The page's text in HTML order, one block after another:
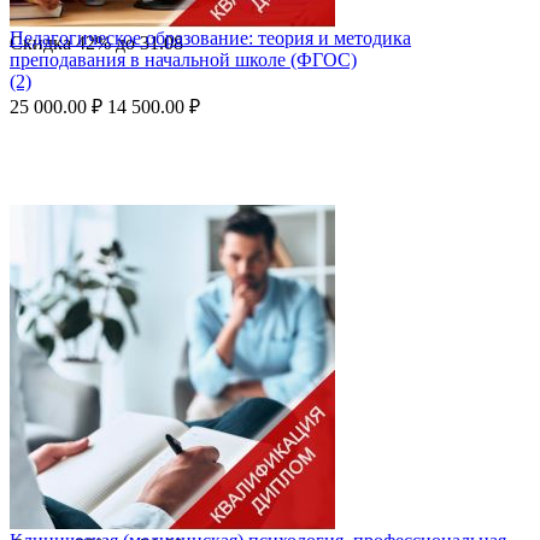
Скидка42%до31.08
Педагогическое образование: теория и методика
преподавания в начальной школе (ФГОС)
(2)
25 000.00 ₽ 14 500.00 ₽